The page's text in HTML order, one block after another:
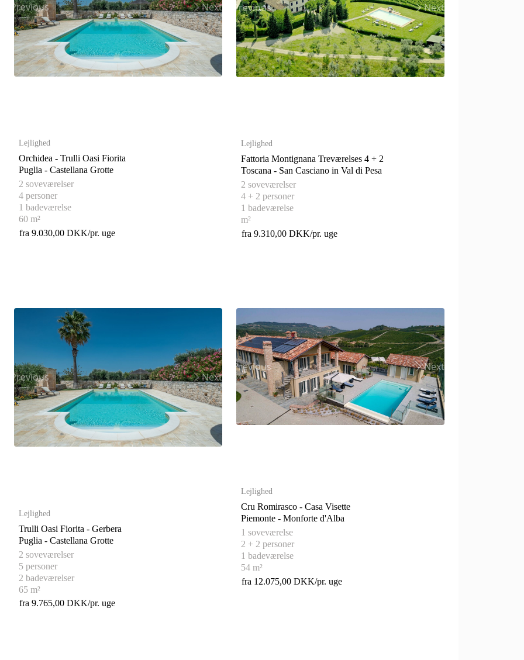
Previous Next
Lejlighed
Orchidea - Trulli Oasi Fiorita
Puglia - Castellana Grotte
2 soveværelser
4 personer
1 badeværelse
60 m²
fra 9.030,00 DKK/pr. uge
Previous Next
Lejlighed
Fattoria Montignana Treværelses 4 + 2
Toscana - San Casciano in Val di Pesa
2 soveværelser
4 + 2 personer
1 badeværelse
m²
fra 9.310,00 DKK/pr. uge
Previous Next
Lejlighed
Trulli Oasi Fiorita - Gerbera
Puglia - Castellana Grotte
2 soveværelser
5 personer
2 badeværelser
65 m²
fra 9.765,00 DKK/pr. uge
Previous Next
Lejlighed
Cru Romirasco - Casa Visette
Piemonte - Monforte d'Alba
1 soveværelse
2 + 2 personer
1 badeværelse
54 m²
fra 12.075,00 DKK/pr. uge